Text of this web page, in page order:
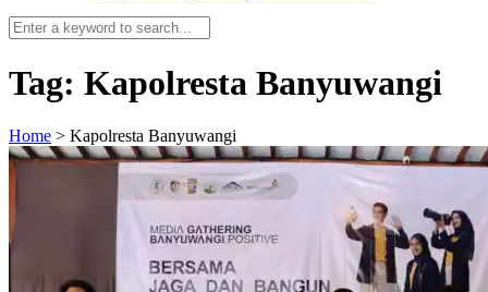
Tag: Kapolresta Banyuwangi
Home > Kapolresta Banyuwangi